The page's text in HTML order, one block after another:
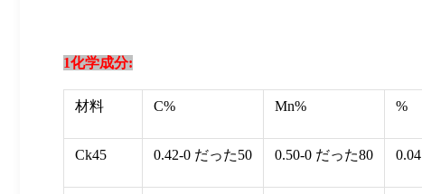
1化学成分:
材料 C% Mn% %
Ck45 0.42-0 だった50 0.50-0 だった80 0.04